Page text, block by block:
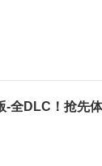
全DLC！抢先